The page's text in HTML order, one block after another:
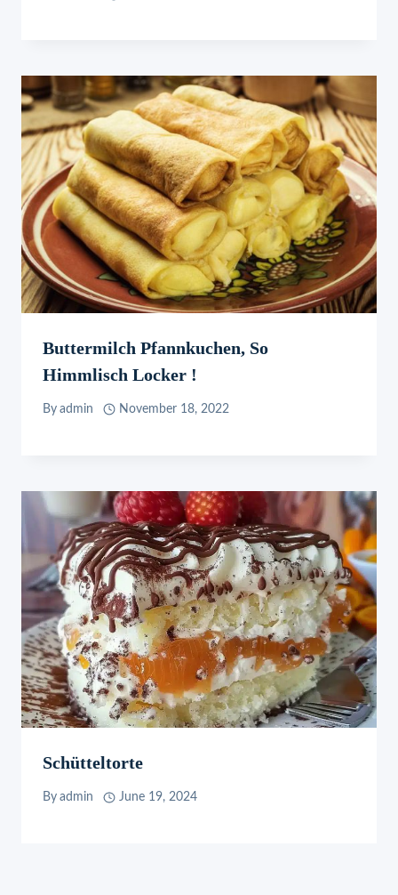
Buttermilch Pfannkuchen, So
Himmlisch Locker !
By admin November 18, 2022
Schütteltorte
By admin June 19, 2024